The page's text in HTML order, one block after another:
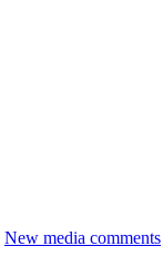
New media comments